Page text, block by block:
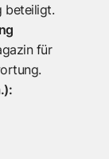
beteiligt.
für